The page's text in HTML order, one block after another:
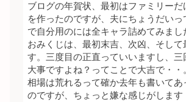
ブログの年賀状、最初はファミリーだ
を作ったのですが、夫にちょうだいっ
で自分用のには全キャラ詰めてみまし
おみくじは、最初末吉、次凶、そして
す。三度目の正直っていいますし、三
大事ですよね？ってことで大吉で・・
相場は荒れるって確か去年も書いてあ
のですが、ちょっと嫌な感じがします